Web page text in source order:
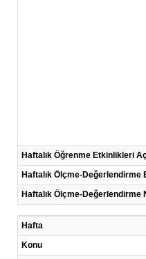
Haftalık Öğrenme Etkinlikleri
Haftalık Ölçme-Değerlendirme
Haftalık Ölçme-Değerlendirme
Hafta
Konu